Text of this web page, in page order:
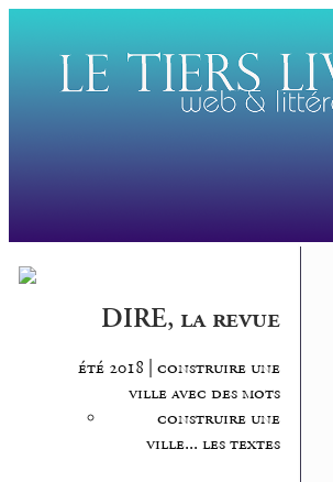
DIRE, la revue
été 2018 | construire une
ville avec des mots
construire une
ville... les textes